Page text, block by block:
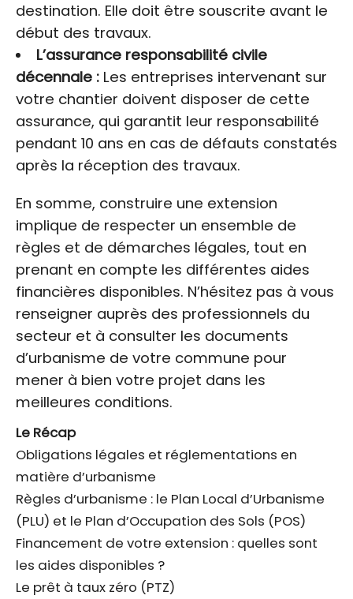
destination. Elle doit être souscrite avant le
début des travaux.
L’assurance responsabilité civile
décennale : Les entreprises intervenant sur
votre chantier doivent disposer de cette
assurance, qui garantit leur responsabilité
pendant 10 ans en cas de défauts constatés
après la réception des travaux.
En somme, construire une extension
implique de respecter un ensemble de
règles et de démarches légales, tout en
prenant en compte les différentes aides
financières disponibles. N’hésitez pas à vous
renseigner auprès des professionnels du
secteur et à consulter les documents
d’urbanisme de votre commune pour
mener à bien votre projet dans les
meilleures conditions.
Le Récap
Obligations légales et réglementations en
matière d’urbanisme
Règles d’urbanisme : le Plan Local d’Urbanisme
(PLU) et le Plan d’Occupation des Sols (POS)
Financement de votre extension : quelles sont
les aides disponibles ?
Le prêt à taux zéro (PTZ)